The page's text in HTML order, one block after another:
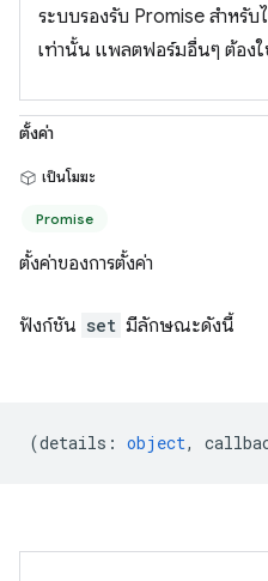
ระบบรองรับ Promise สำหรั
เท่านั้น แพลตฟอร์มอื่นๆ ต้องใ
ตั้งค่า
เป็นโมฆะ
Promise
ตั้งค่าของการตั้งค่า
ฟังก์ชัน set มีลักษณะดังนี้
(details : object,